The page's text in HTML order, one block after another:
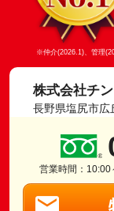
※仲介(2026.1)、管理
株式会社チ
長野県塩尻市広
営業時間：10:00